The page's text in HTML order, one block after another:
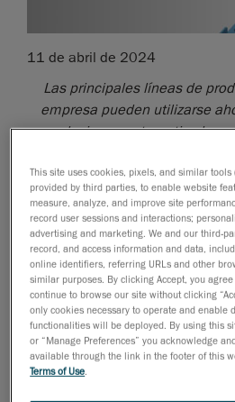
11 de abril de 2024
Las principales líneas de
empresa pueden utilizarse
soluciones automatizadas,
híbrida combina cobot,
estación de trabajo, para una
de calidad operativa propia,
Lévis, Quebec, 16 de abril de
unidad de negocios de
mundial desoluciones de
automatizadas, lanza un kit de
(Automation Kit) que puede
escáneres portátiles
en soluciones completas para
de calidad automatizado (AQC).
This site uses cookies, pixels, and similar tools
provided by third parties, to enable website
measure, analyze, and improve site
record user sessions and interactions;
advertising and marketing. We and our third-
record, and access information and data,
online identifiers, referring URLs and other
similar purposes. By clicking Accept, you
continue to browse our site without clicking
only cookies necessary to operate and enable
functionalities will be deployed. By using this
or “Manage Preferences” you acknowledge
available through the link in the footer of this
Terms of Use.